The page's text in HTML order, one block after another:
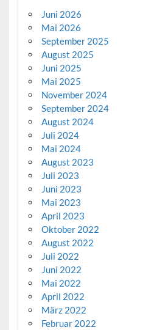
Juni 2026
Mai 2026
September 2025
August 2025
Juni 2025
Mai 2025
November 2024
September 2024
August 2024
Juli 2024
Mai 2024
August 2023
Juli 2023
Juni 2023
Mai 2023
April 2023
Oktober 2022
August 2022
Juli 2022
Juni 2022
Mai 2022
April 2022
März 2022
Februar 2022